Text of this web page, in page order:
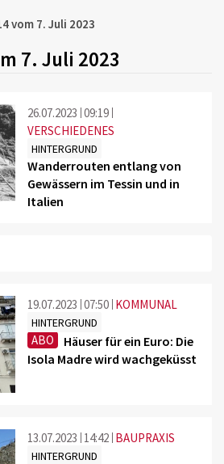
vom 7. Juli 2023
7. Juli 2023
26.07.2023 09:19
VERSCHIEDENES
HINTERGRUND
Wanderrouten entlang von
Gewässern im Tessin und in
Italien
19.07.2023 07:50 KOMMUNAL
HINTERGRUND
ABO
Häuser für ein Euro: Die
Isola Madre wird wachgeküsst
13.07.2023 14:42 BAUPRAXIS
HINTERGRUND